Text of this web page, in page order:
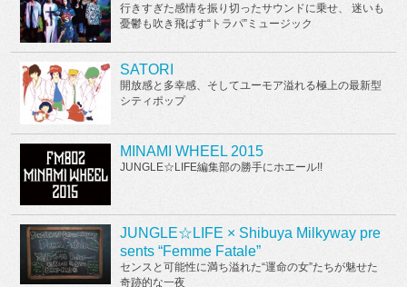
行きすぎた感情を振り切ったサウンドに乗せ、 迷いも
憂鬱も吹き飛ばす“トラパ”ミュージック
SATORI
開放感と多幸感、そしてユーモア溢れる極上の最新型
シティポップ
MINAMI WHEEL 2015
JUNGLE☆LIFE編集部の勝手にホエール!!
JUNGLE☆LIFE × Shibuya Milkyway pre
sents “Femme Fatale”
センスと可能性に満ち溢れた“運命の女”たちが魅せた
奇跡的な一夜